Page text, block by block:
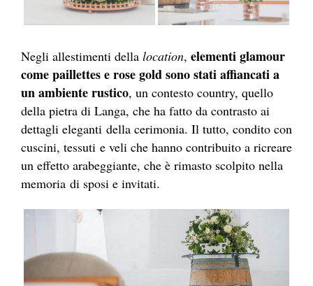
Negli allestimenti della location, elementi glamour
come paillettes e rose gold sono stati affiancati a
un ambiente rustico, un contesto country, quello
della pietra di Langa, che ha fatto da contrasto ai
dettagli eleganti della cerimonia. Il tutto, condito con
cuscini, tessuti e veli che hanno contribuito a ricreare
un effetto arabeggiante, che è rimasto scolpito nella
memoria di sposi e invitati.